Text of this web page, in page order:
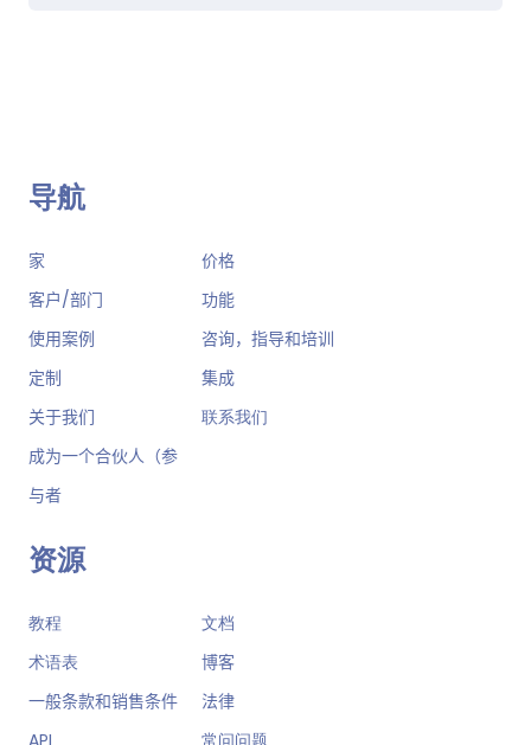
导航
家
价格
客户/部门
功能
使用案例
咨询，指导和培训
定制
集成
关于我们
联系我们
成为一个合伙人（参
与者
资源
教程
文档
术语表
博客
一般条款和销售条件
法律
API
常问问题